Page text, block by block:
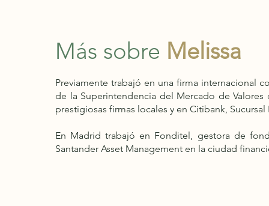
Más sobre Melissa
Previamente trabajó en una firma internacional
de la Superintendencia del Mercado de Valores
prestigiosas firmas locales y en Citibank, Sucursal
En Madrid trabajó en Fonditel, gestora de
Santander Asset Management en la ciudad